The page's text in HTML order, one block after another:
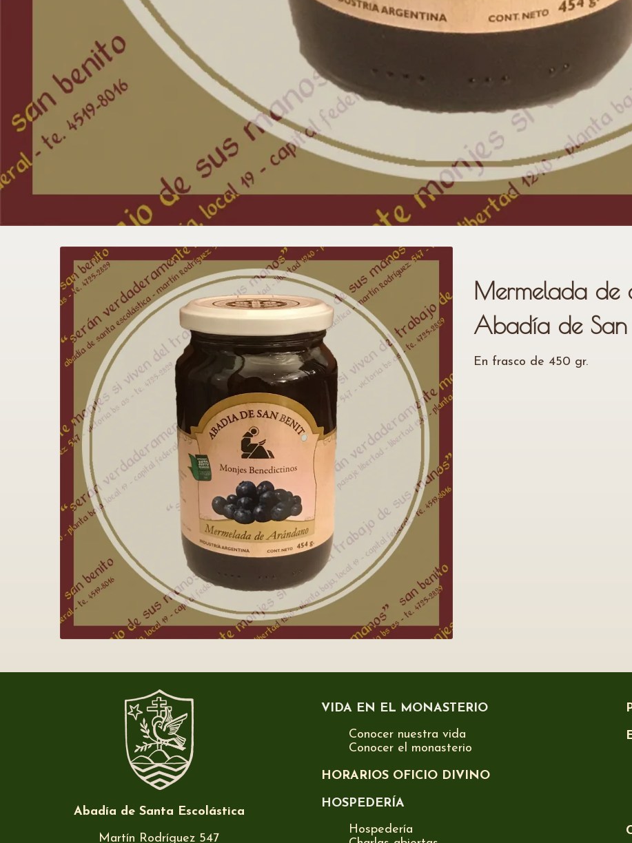
Mermelada
Abadía de San
En frasco de 450 gr.
Abadía de Santa Escolástica
Martín Rodríguez 547
VIDA EN EL MONASTERIO
Conocer nuestra vida
Conocer el monasterio
HORARIOS OFICIO DIVINO
HOSPEDERÍA
Hospedería